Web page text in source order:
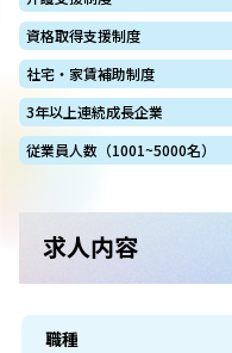
資格取得支援制度
社宅・家賃補助制度
3年以上連続成長企業
従業員人数（1001~5000名）
求人内容
職種